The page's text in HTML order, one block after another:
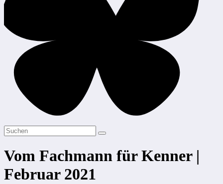
Vom Fachmann für Kenner |
Februar 2021